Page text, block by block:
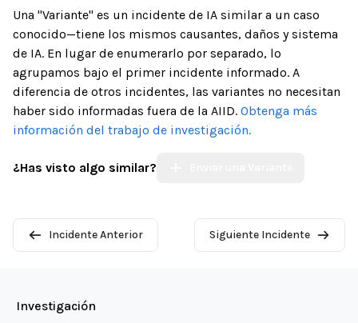
Una "Variante" es un incidente de IA similar a un caso
conocido—tiene los mismos causantes, daños y sistema
de IA. En lugar de enumerarlo por separado, lo
agrupamos bajo el primer incidente informado. A
diferencia de otros incidentes, las variantes no necesitan
haber sido informadas fuera de la AIID. Obtenga más
información del trabajo de investigación.
¿Has visto algo similar?
Incidente Anterior Siguiente Incidente
Investigación